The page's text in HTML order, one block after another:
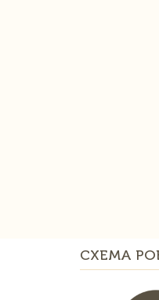
СХЕМА